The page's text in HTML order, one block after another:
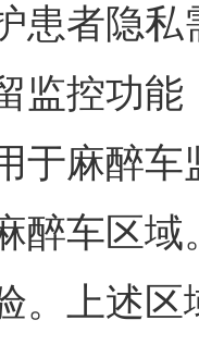
患者隐
监控功
于麻醉
醉车区
。上述